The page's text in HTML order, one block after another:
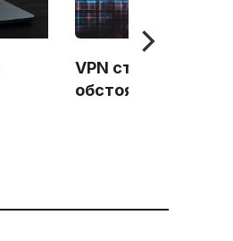
VPN стал
обстоятельством